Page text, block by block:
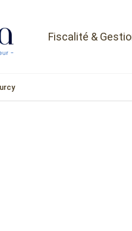
Fiscalité &